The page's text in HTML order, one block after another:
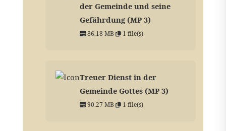
der Gemeinde und seine
Gefährdung (MP 3)
86.18 MB 1 file(s)
Treuer Dienst in der
Gemeinde Gottes (MP 3)
90.27 MB 1 file(s)